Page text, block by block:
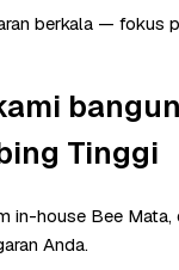
berkala — fokus
Tinggi
in-house Bee Mata,
Anda.